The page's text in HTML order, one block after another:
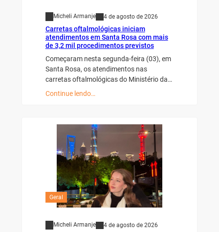
Micheli Armanje 4 de agosto de 2026
Carretas oftalmológicas iniciam
atendimentos em Santa Rosa com mais
de 3,2 mil procedimentos previstos
Começaram nesta segunda-feira (03), em
Santa Rosa, os atendimentos nas
carretas oftalmológicas do Ministério da…
Continue lendo…
Geral
Micheli Armanje 4 de agosto de 2026